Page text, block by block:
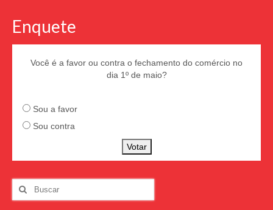
Enquete
Você é a favor ou contra o fechamento do comércio no
dia 1º de maio?
Sou a favor
Sou contra
Votar